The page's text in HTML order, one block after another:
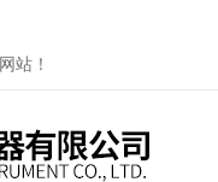
站！